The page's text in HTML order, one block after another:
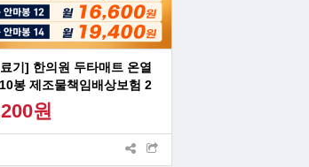
기] 한의원 두타매트 온열
봉 제조물책임배상보험 2
원